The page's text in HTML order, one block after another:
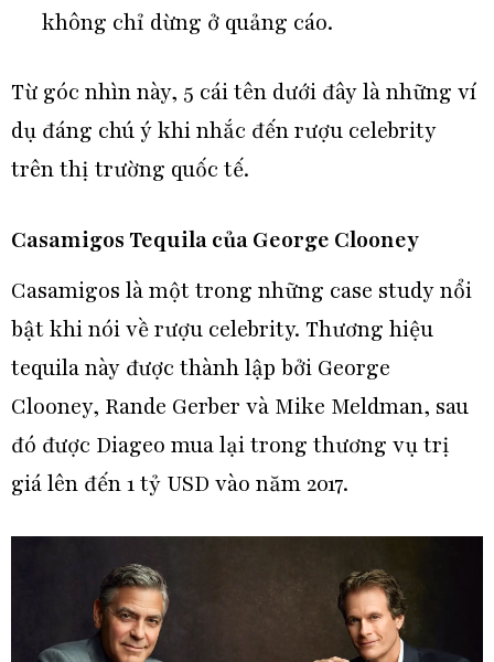
không chỉ dừng ở quảng cáo.
Từ góc nhìn này, 5 cái tên dưới đây là những ví
dụ đáng chú ý khi nhắc đến rượu celebrity
trên thị trường quốc tế.
Casamigos Tequila của George Clooney
Casamigos là một trong những case study nổi
bật khi nói về rượu celebrity. Thương hiệu
tequila này được thành lập bởi George
Clooney, Rande Gerber và Mike Meldman, sau
đó được Diageo mua lại trong thương vụ trị
giá lên đến 1 tỷ USD vào năm 2017.